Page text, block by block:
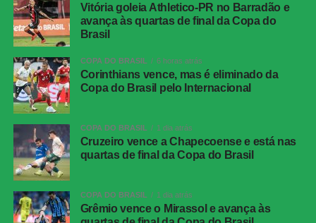
Vitória goleia Athletico-PR no Barradão e
avança às quartas de final da Copa do
Brasil
COPA DO BRASIL 6 horas atrás
Corinthians vence, mas é eliminado da
Copa do Brasil pelo Internacional
COPA DO BRASIL 1 dia atrás
Cruzeiro vence a Chapecoense e está nas
quartas de final da Copa do Brasil
COPA DO BRASIL 1 dia atrás
Grêmio vence o Mirassol e avança às